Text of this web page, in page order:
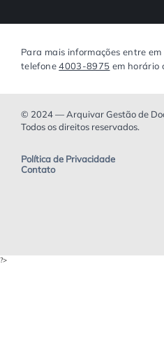
Para mais informações entre
telefone4003-8975 em horário
© 2024 — Arquivar Gestão de
Todos os direitos reservados.
Política de Privacidade
Contato
?>